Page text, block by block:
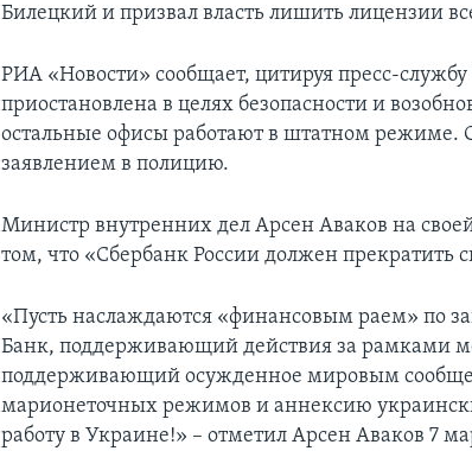
Билецкий и призвал власть лишить лицензии
РИА «Новости» сообщает, цитируя пресс-
приостановлена в целях безопасности и
остальные офисы работают в штатном режиме.
заявлением в полицию.
Министр внутренних дел Арсен Аваков на
том, что «Сбербанк России должен прекратить
«Пусть наслаждаются «финансовым раем» по
Банк, поддерживающий действия за рамками
поддерживающий осужденное мировым
марионеточных режимов и аннексию
работу в Украине!» – отметил Арсен Аваков 7